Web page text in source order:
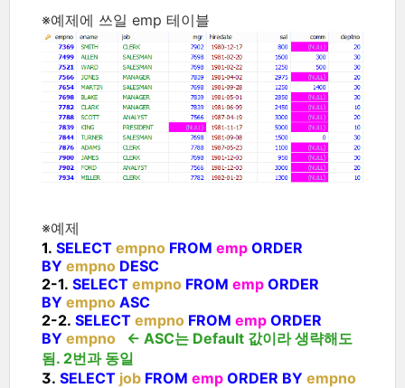
※예제에 쓰일 emp 테이블
※예제
1. SELECT empno FROM emp ORDER
BY empno DESC
2-1. SELECT empno FROM emp ORDER
BY empno ASC
2-2. SELECT empno FROM emp ORDER
BY empno <- ASC는 Default 값이라 생략해도
됨. 2번과 동일
3. SELECT job FROM emp ORDER BY empno